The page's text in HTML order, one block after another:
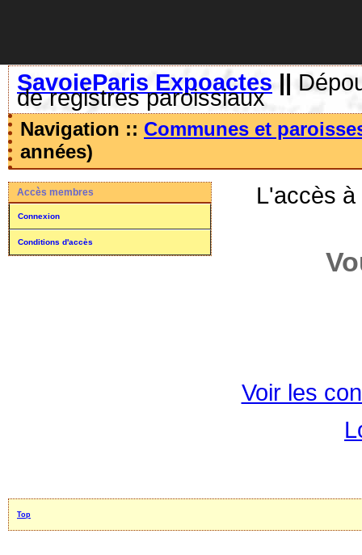
SavoieParis Expoactes ||
de registres paroissiaux
Navigation :: Communes et
années)
Accès membres
Connexion
Conditions d'accès
L'accès
Voir les
Top